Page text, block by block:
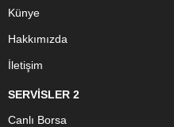
Künye
Hakkımızda
İletişim
SERVİSLER 2
Canlı Borsa